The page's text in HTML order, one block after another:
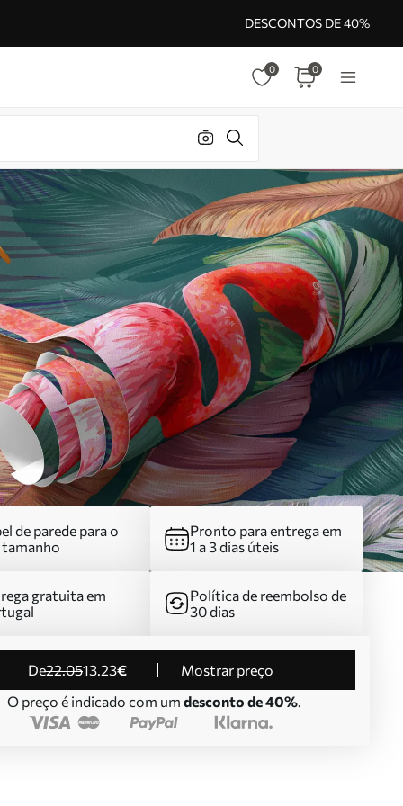
DESCONTOS DE 40%
0 0
de parede para o
tamanho
Pronto para entrega em
1 a 3 dias úteis
gratuita em
Política de reembolso de
30 dias
de22.0513.23€
Mostrar preço
O preço é indicado com um desconto de 40%.